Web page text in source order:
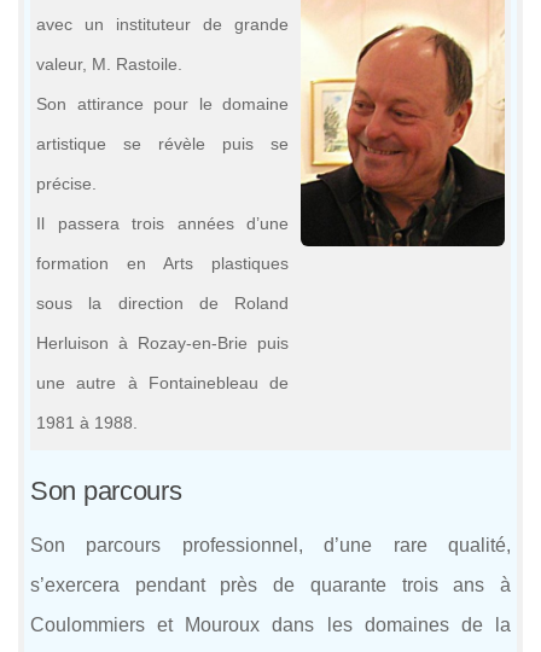
avec un instituteur de grande
valeur, M. Rastoile.
Son attirance pour le domaine
artistique se révèle puis se
précise.
Il passera trois années d’une
formation en Arts plastiques
sous la direction de Roland
Herluison à Rozay-en-Brie puis
une autre à Fontainebleau de
1981 à 1988.
Son parcours
Son parcours professionnel, d’une rare qualité,
s’exercera pendant près de quarante trois ans à
Coulommiers et Mouroux dans les domaines de la